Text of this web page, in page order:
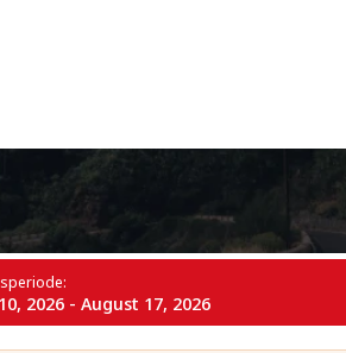
2026 - August 17, 2026